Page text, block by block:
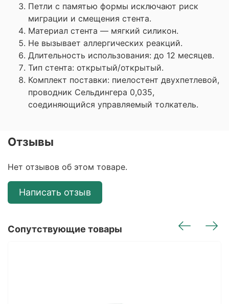
Петли с памятью формы исключают риск
миграции и смещения стента.
Материал стента — мягкий силикон.
Не вызывает аллергических реакций.
Длительность использования: до 12 месяцев.
Тип стента: открытый/открытый.
Комплект поставки: пиелостент двухпетлевой,
проводник Сельдингера 0,035,
соединяющийся управляемый толкатель.
Отзывы
Нет отзывов об этом товаре.
Написать отзыв
Сопутствующие товары